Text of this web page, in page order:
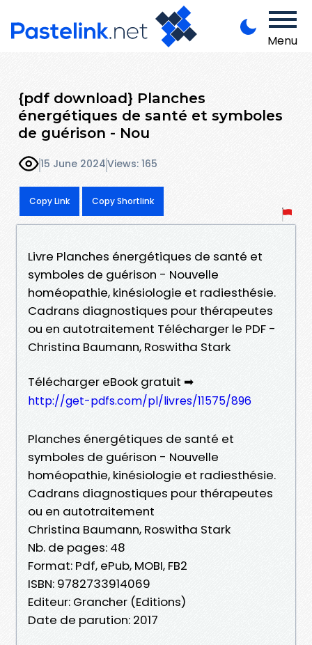
Menu
{pdf download} Planches
énergétiques de santé et symboles
de guérison - Nou
15 June 2024Views: 165
Copy Link Copy Shortlink
Livre Planches énergétiques de santé et
symboles de guérison - Nouvelle
homéopathie, kinésiologie et radiesthésie.
Cadrans diagnostiques pour thérapeutes
ou en autotraitement Télécharger le PDF -
Christina Baumann, Roswitha Stark
Télécharger eBook gratuit ➡
http://get-pdfs.com/pl/livres/11575/896
Planches énergétiques de santé et
symboles de guérison - Nouvelle
homéopathie, kinésiologie et radiesthésie.
Cadrans diagnostiques pour thérapeutes
ou en autotraitement
Christina Baumann, Roswitha Stark
Nb. de pages: 48
Format: Pdf, ePub, MOBI, FB2
ISBN: 9782733914069
Editeur: Grancher (Editions)
Date de parution: 2017